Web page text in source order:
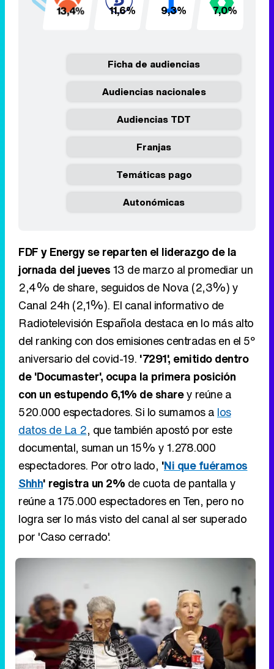
13,4% 11,6% 9,3% 7,0%
Ficha de audiencias
Audiencias nacionales
Audiencias TDT
Franjas
Temáticas pago
Autonómicas
FDF y Energy se reparten el liderazgo de la
jornada del jueves13 de marzo al promediar un
2,4% de share, seguidos de Nova (2,3%) y
Canal 24h (2,1%). El canal informativo de
Radiotelevisión Española destaca en lo más alto
del ranking con dos emisiones centradas en el 5º
aniversario del covid-19. '7291', emitido dentro
de 'Documaster', ocupa la primera posición
con un estupendo 6,1% de sharey reúne a
520.000 espectadores. Si lo sumamos a los
datos de La 2, que también apostó por este
documental, suman un 15% y 1.278.000
espectadores. Por otro lado, 'Ni que fuéramos
Shhh' registra un 2% de cuota de pantalla y
reúne a 175.000 espectadores en Ten, pero no
logra ser lo más visto del canal al ser superado
por 'Caso cerrado'.